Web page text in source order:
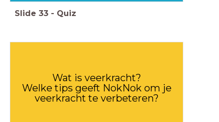
Slide 33 - Quiz
Wat is veerkracht?
Welke tips geeft NokNok om je
veerkracht te verbeteren?